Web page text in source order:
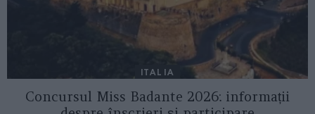
ITALIA
Concursul Miss Badante 2026: informații